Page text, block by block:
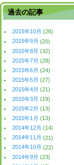
過去の記事
2015年10月 (26)
2015年9月 (20)
2015年8月 (32)
2015年7月 (28)
2015年6月 (24)
2015年5月 (27)
2015年4月 (21)
2015年3月 (19)
2015年2月 (13)
2015年1月 (13)
2014年12月 (14)
2014年11月 (21)
2014年10月 (22)
2014年9月 (23)